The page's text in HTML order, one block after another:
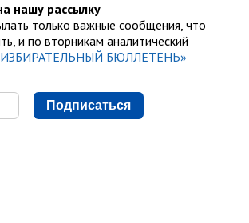
нашу рассылку
только важные сообщения, что
и по вторникам аналитический
БЮЛЛЕТЕНЬ»
Подписаться